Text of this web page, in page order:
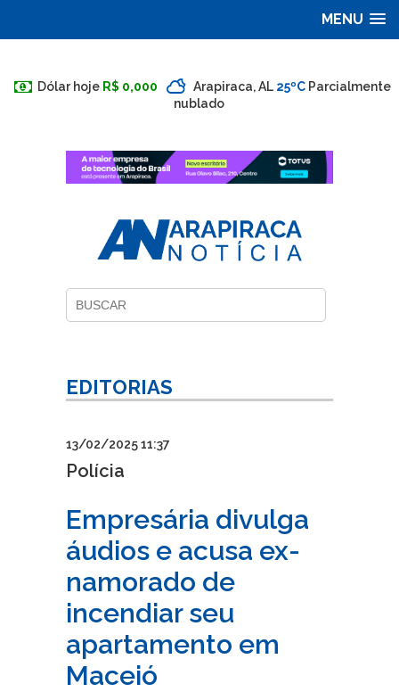
MENU
Dólar hoje R$ 0,000 Arapiraca, AL 25ºC Parcialmente
nublado
EDITORIAS
13/02/2025 11:37
Polícia
Empresária divulga
áudios e acusa ex-
namorado de
incendiar seu
apartamento em
Maceió